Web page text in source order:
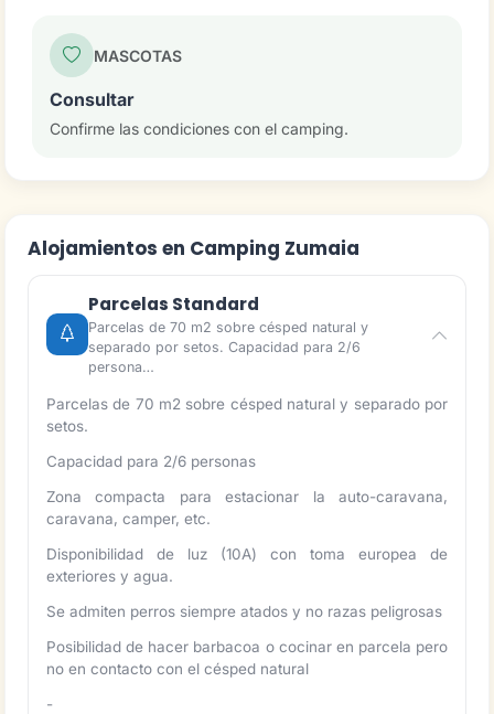
MASCOTAS
Consultar
Confirme las condiciones con el camping.
Alojamientos en Camping Zumaia
Parcelas Standard
Parcelas de 70 m2 sobre césped natural y
separado por setos. Capacidad para 2/6
persona…
Parcelas de 70 m2 sobre césped natural y separado por
setos.
Capacidad para 2/6 personas
Zona compacta para estacionar la auto-caravana,
caravana, camper, etc.
Disponibilidad de luz (10A) con toma europea de
exteriores y agua.
Se admiten perros siempre atados y no razas peligrosas
Posibilidad de hacer barbacoa o cocinar en parcela pero
no en contacto con el césped natural
-